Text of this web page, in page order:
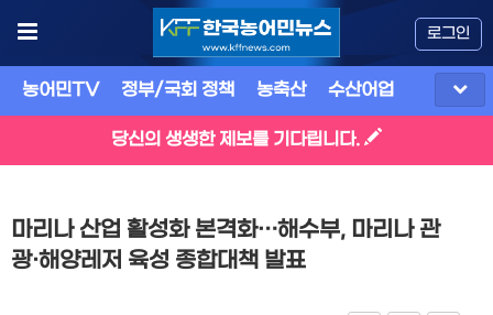
로그인
농어민TV 정부/국회 정책 농축산 수산어업
당신의 생생한 제보를 기다립니다.
마리나 산업 활성화 본격화…해수부, 마리나 관
광·해양레저 육성 종합대책 발표